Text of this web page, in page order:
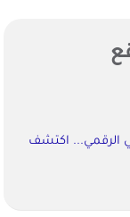
الرقمي... اكتشف